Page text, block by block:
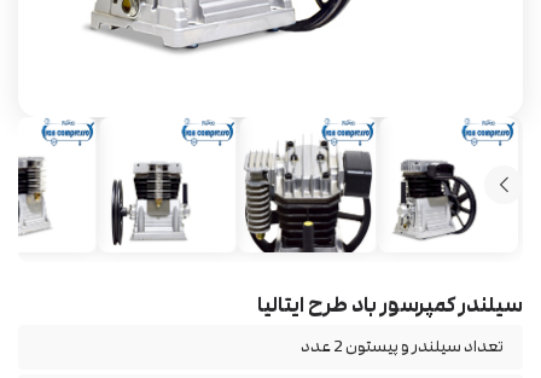
سیلندر کمپرسور باد طرح ایتالیا
تعداد سیلندر و پیستون 2 عدد